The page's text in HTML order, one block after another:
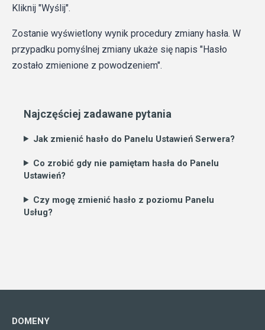
Kliknij "Wyślij".
Zostanie wyświetlony wynik procedury zmiany hasła. W
przypadku pomyślnej zmiany ukaże się napis "Hasło
zostało zmienione z powodzeniem".
Najczęściej zadawane pytania
Jak zmienić hasło do Panelu Ustawień Serwera?
Co zrobić gdy nie pamiętam hasła do Panelu
Ustawień?
Czy mogę zmienić hasło z poziomu Panelu
Usług?
DOMENY